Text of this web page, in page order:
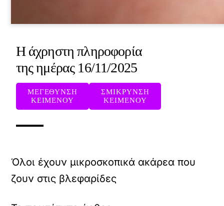
Η άχρηστη πληροφορία
της ημέρας 16/11/2025
ΜΕΓΕΘΥΝΣΗ
ΚΕΙΜΕΝΟΥ
ΣΜΙΚΡΥΝΣΗ
ΚΕΙΜΕΝΟΥ
Όλοι έχουν μικροσκοπικά ακάρεα που
ζουν στις βλεφαρίδες